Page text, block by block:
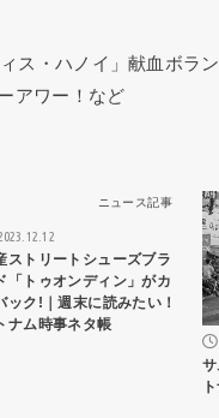
ス・ハノイ」献血ボラ
アワー！など
ニュース記事
ストリートシューズブラ
「トゥオンディン」がカ
ック!｜週末に読みたい！
ナム時事ネタ帳